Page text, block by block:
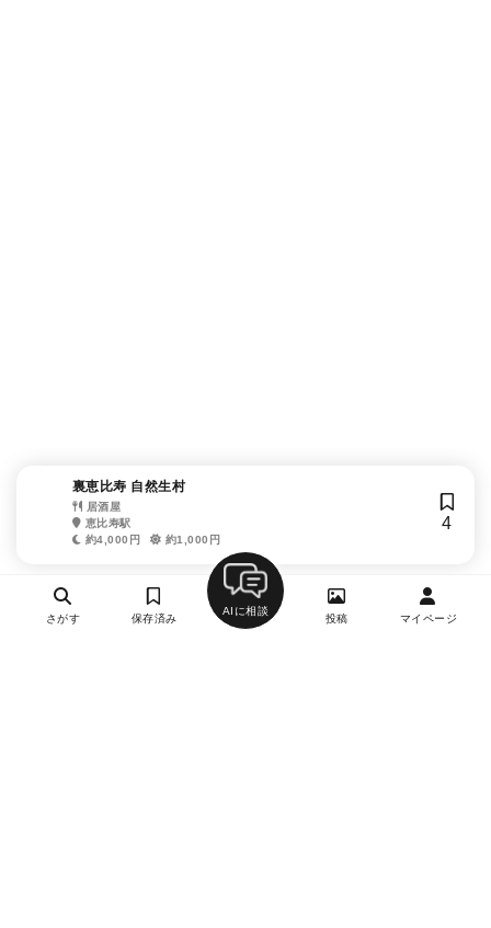
裏恵比寿 自然生村
居酒屋
恵比寿駅
約4,000円
約1,000円
4
さがす 保存済み
AIに相談
投稿 マイページ